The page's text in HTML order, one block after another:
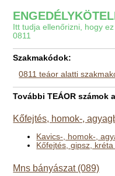
Itt tudja ellenőrizni, hogy
0811
Szakmakódok:
0811 teáor alatti
További TEÁOR számok
Kőfejtés, homok-,
Kavics-, homok-,
Kőfejtés, gipsz,
Mns bányászat (089)